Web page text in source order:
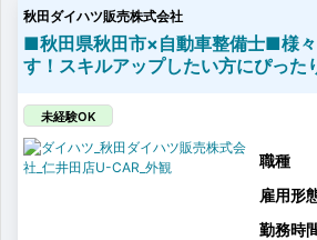
秋田ダイハツ販売株式会社
■秋田県秋田市×自動車整備士■様
す！スキルアップしたい方にぴった
未経験OK
職種
雇用形
勤務時